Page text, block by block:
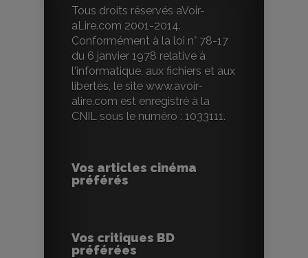
Tous droits réservés aVoir-
aLire.com 2001-2014.
Conformément à la loi n° 78-17
du 6 janvier 1978 relative à
l'informatique, aux fichiers et aux
libertés, le site www.avoir-
alire.com est enregistré à la
CNIL sous le numéro : 1033111.
Vos articles cinéma
préférés
Vos critiques BD
préférées